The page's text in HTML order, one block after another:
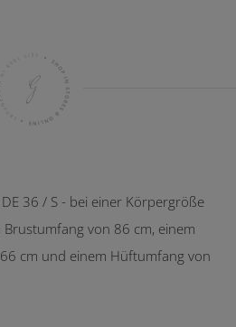
36 / S - bei einer Körpergröße
von 86 cm, einem
cm und einem Hüftumfang von